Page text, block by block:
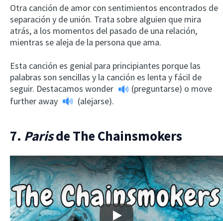
Otra canción de amor con sentimientos encontrados de
separación y de unión. Trata sobre alguien que mira
atrás, a los momentos del pasado de una relación,
mientras se aleja de la persona que ama.
Esta canción es genial para principiantes porque las
palabras son sencillas y la canción es lenta y fácil de
seguir. Destacamos wonder (preguntarse) o move
further away
(alejarse).
7. Parisde The Chainsmokers